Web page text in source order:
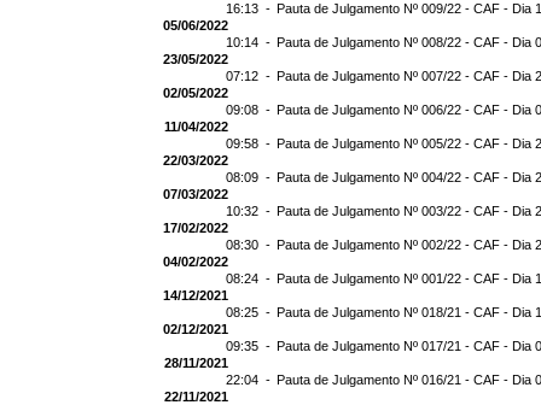
16:13 - Pauta de Julgamento Nº 009/22 - CAF - Dia
05/06/2022
10:14 - Pauta de Julgamento Nº 008/22 - CAF - Dia
23/05/2022
07:12 - Pauta de Julgamento Nº 007/22 - CAF - Dia
02/05/2022
09:08 - Pauta de Julgamento Nº 006/22 - CAF - Dia
11/04/2022
09:58 - Pauta de Julgamento Nº 005/22 - CAF - Dia
22/03/2022
08:09 - Pauta de Julgamento Nº 004/22 - CAF - Dia
07/03/2022
10:32 - Pauta de Julgamento Nº 003/22 - CAF - Dia
17/02/2022
08:30 - Pauta de Julgamento Nº 002/22 - CAF - Dia
04/02/2022
08:24 - Pauta de Julgamento Nº 001/22 - CAF - Dia
14/12/2021
08:25 - Pauta de Julgamento Nº 018/21 - CAF - Dia
02/12/2021
09:35 - Pauta de Julgamento Nº 017/21 - CAF - Dia
28/11/2021
22:04 - Pauta de Julgamento Nº 016/21 - CAF - Dia
22/11/2021